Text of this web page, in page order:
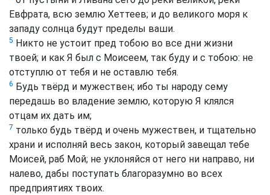
Евфрата, всю землю Хеттеев; и до великого моря к
западу солнца будут пределы ваши.
5 Никто не устоит пред тобою во все дни жизни
твоей; и как Я был с Моисеем, так буду и с тобою: не
отступлю от тебя и не оставлю тебя.
6 Будь твёрд и мужествен; ибо ты народу сему
передашь во владение землю, которую Я клялся
отцам их дать им;
7 только будь твёрд и очень мужествен, и тщательно
храни и исполняй весь закон, который завещал тебе
Моисей, раб Мой; не уклоняйся от него ни направо, ни
налево, дабы поступать благоразумно во всех
предприятиях твоих.